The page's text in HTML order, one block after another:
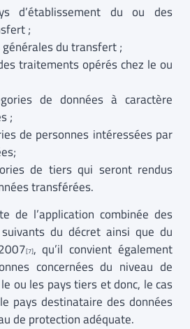
d’établissement du ou des
;
du transfert ;
traitements opérés chez le ou
de données à caractère
;
de personnes intéressées par
de tiers qui seront rendus
transférées.
de l’application combinée des
du décret ainsi que du
[7], qu’il convient également
concernées du niveau de
ou les pays tiers et donc, le cas
pays destinataire des données
de protection adéquate.